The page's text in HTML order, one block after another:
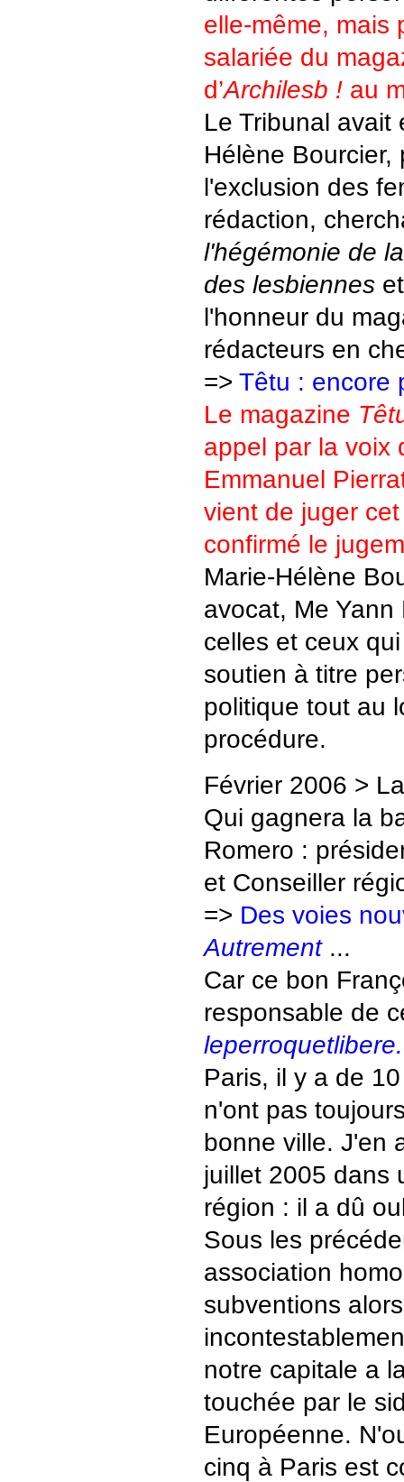
elle-même, mais
salariée du
d’Archilesb !au
Le Tribunal avait
Hélène Bourcier,
l'exclusion des
rédaction,
l'hégémonie de
des lesbienneset
l'honneur du
rédacteurs en
=> Têtu : encore
Le magazine
appel par la voix
Emmanuel
vient de juger
confirmé le
Marie-Hélène
avocat, Me
celles et ceux
soutien à titre
politique tout au
procédure.
Février 2006 >
Qui gagnera la
Romero :
et Conseiller
=> Des voies
Autrement...
Car ce bon
responsable de
Paris, il y a de
n'ont pas
bonne ville. J'en
juillet 2005 dans
région : il a dû
Sous les
association
subventions
notre capitale a
touchée par le
Européenne.
cinq à Paris est